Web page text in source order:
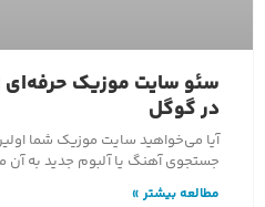
سئو سایت موزیک حرفه‌ای |
در گوگل
آیا می‌خواهید سایت موزیک شما
جستجوی آهنگ یا آلبوم جدید به آن
مطالعه بیشتر »